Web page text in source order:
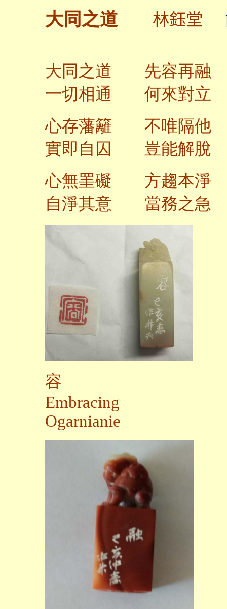
大同之道 林鈺堂
大同之道 先容再融
一切相通 何來對立
心存藩籬 不唯隔他
實即自囚 豈能解脫
心無罣礙 方趨本淨
自淨其意 當務之急
容
Embracing
Ogarnianie